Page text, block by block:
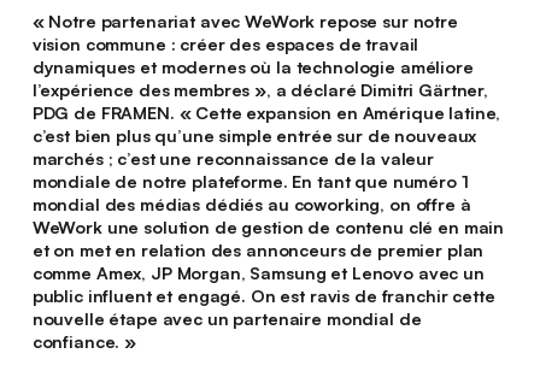
« Notre partenariat avec WeWork repose sur notre
vision commune : créer des espaces de travail
dynamiques et modernes où la technologie améliore
l’expérience des membres », a déclaré Dimitri Gärtner,
PDG de FRAMEN. « Cette expansion en Amérique latine,
c’est bien plus qu’une simple entrée sur de nouveaux
marchés ; c’est une reconnaissance de la valeur
mondiale de notre plateforme. En tant que numéro 1
mondial des médias dédiés au coworking, on offre à
WeWork une solution de gestion de contenu clé en main
et on met en relation des annonceurs de premier plan
comme Amex, JP Morgan, Samsung et Lenovo avec un
public influent et engagé. On est ravis de franchir cette
nouvelle étape avec un partenaire mondial de
confiance. »